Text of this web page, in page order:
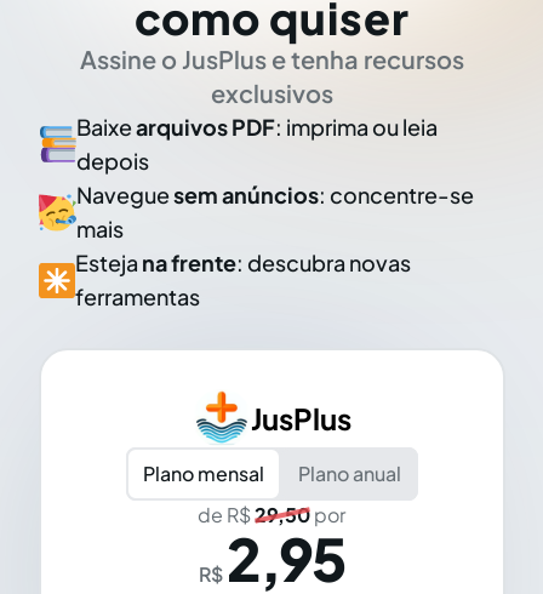
como quiser
Assine o JusPlus e tenha recursos
exclusivos
Baixearquivos PDF: imprima ou leia
depois
Naveguesem anúncios: concentre-se
mais
Esteja na frente: descubra novas
ferramentas
JusPlus
Plano mensal
Plano anual
de R$29,50por
R$ 2,95